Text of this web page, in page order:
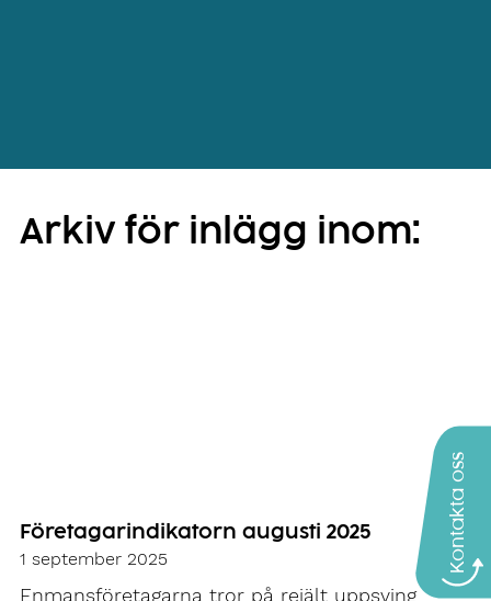
Kontakta oss
Arkiv för inlägg inom:
Företagarindikatorn augusti 2025
1 september 2025
Enmansföretagarna tror på rejält uppsving